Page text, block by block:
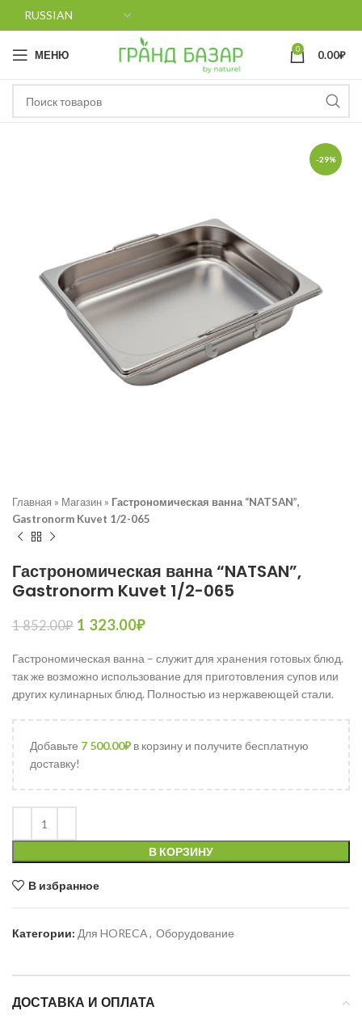
МЕНЮ 0 0.00₽
-29%
Главная » Магазин » Гастрономическая ванна “NATSAN”,
Gastronorm Kuvet 1/2-065
Гастрономическая ванна “NATSAN”,
Gastronorm Kuvet 1/2-065
1 852.00₽ 1 323.00₽
Гастрономическая ванна – служит для хранения готовых блюд.
так же возможно использование для приготовления супов или
других кулинарных блюд. Полностью из нержавеющей стали.
Добавьте 7 500.00₽в корзину и получите бесплатную
доставку!
В КОРЗИНУ
В избранное
Категории: Для HORECA, Оборудование
ДОСТАВКА И ОПЛАТА